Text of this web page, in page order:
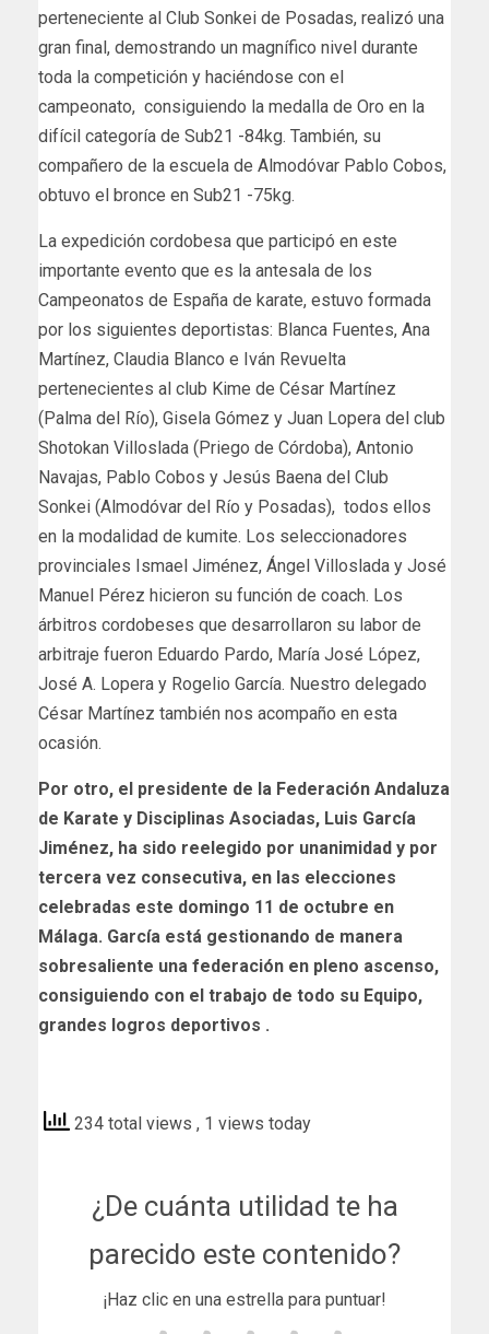
perteneciente al Club Sonkei de Posadas, realizó una
gran final, demostrando un magnífico nivel durante
toda la competición y haciéndose con el
campeonato, consiguiendo la medalla de Oro en la
difícil categoría de Sub21 -84kg. También, su
compañero de la escuela de Almodóvar Pablo Cobos,
obtuvo el bronce en Sub21 -75kg.
La expedición cordobesa que participó en este
importante evento que es la antesala de los
Campeonatos de España de karate, estuvo formada
por los siguientes deportistas: Blanca Fuentes, Ana
Martínez, Claudia Blanco e Iván Revuelta
pertenecientes al club Kime de César Martínez
(Palma del Río), Gisela Gómez y Juan Lopera del club
Shotokan Villoslada (Priego de Córdoba), Antonio
Navajas, Pablo Cobos y Jesús Baena del Club
Sonkei (Almodóvar del Río y Posadas), todos ellos
en la modalidad de kumite. Los seleccionadores
provinciales Ismael Jiménez, Ángel Villoslada y José
Manuel Pérez hicieron su función de coach. Los
árbitros cordobeses que desarrollaron su labor de
arbitraje fueron Eduardo Pardo, María José López,
José A. Lopera y Rogelio García. Nuestro delegado
César Martínez también nos acompaño en esta
ocasión.
Por otro, el presidente de la Federación Andaluza
de Karate y Disciplinas Asociadas, Luis García
Jiménez, ha sido reelegido por unanimidad y por
tercera vez consecutiva, en las elecciones
celebradas este domingo 11 de octubre en
Málaga. García está gestionando de manera
sobresaliente una federación en pleno ascenso,
consiguiendo con el trabajo de todo su Equipo,
grandes logros deportivos .
234 total views , 1 views today
¿De cuánta utilidad te ha
parecido este contenido?
¡Haz clic en una estrella para puntuar!